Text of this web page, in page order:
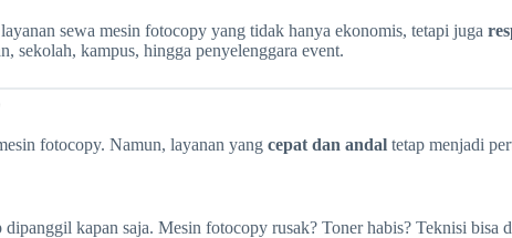
sewa mesin fotocopy yang tidak hanya ekonomis, tetapi juga
sekolah, kampus, hingga penyelenggara event.
fotocopy. Namun, layanan yang cepat dan andal tetap menjadi
kapan saja. Mesin fotocopy rusak? Toner habis? Teknisi bisa